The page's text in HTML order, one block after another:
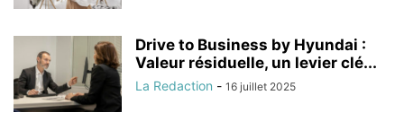
Drive to Business by Hyundai :
Valeur résiduelle, un levier clé...
La Redaction - 16 juillet 2025